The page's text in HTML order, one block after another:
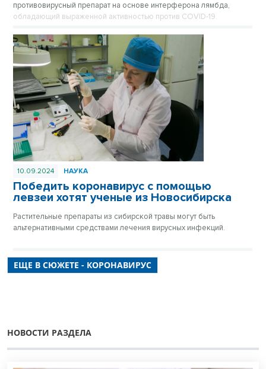
противовирусный препарат на основе интерферона лямбда,
обладающий выраженной активностью против COVID-19.
10.09.2024 НАУКА
Победить коронавирус с помощью
левзеи хотят ученые из Новосибирска
Растительные препараты из сибирской травы могут быть
альтернативными средствами лечения вирусных инфекций.
ЕЩЕ В СЮЖЕТЕ - КОРОНАВИРУС
НОВОСТИ РАЗДЕЛА